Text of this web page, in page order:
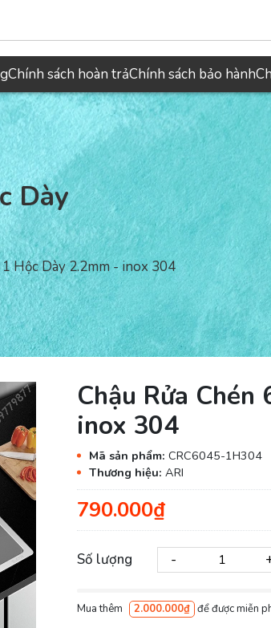
Chính sách hoàn trảChính sách bảo hành
Dày
Hộc Dày 2.2mm - inox 304
Chậu Rửa
inox 304
Mã sản phẩm: CRC6045-1H304
Thương hiệu: ARI
790.000₫
Số lượng -
Mua thêm 2.000.000₫ để được miễn